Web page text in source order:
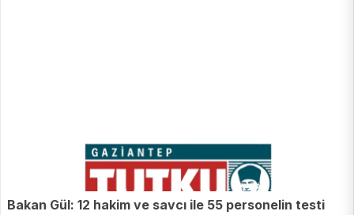
Bakan Gül: 12 hakim ve savcı ile 55 personelin testi